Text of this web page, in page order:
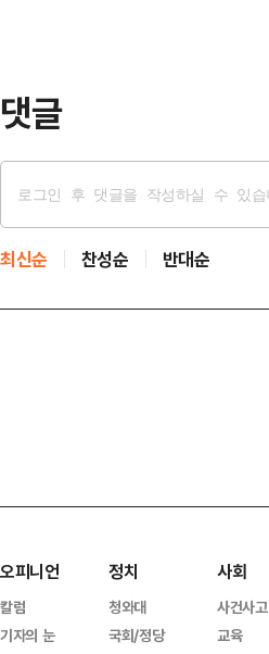
댓글
최신순 찬성순 반대순
오피니언
칼럼
기자의 눈
정치
청와대
국회/정당
사회
사건사고
교육